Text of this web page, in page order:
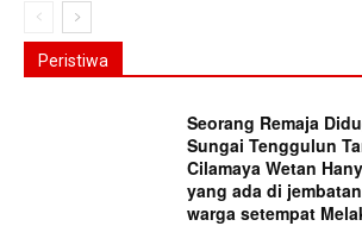
Peristiwa
Seorang Remaja
Sungai Tenggulun
Cilamaya Wetan
yang ada di
warga setempat